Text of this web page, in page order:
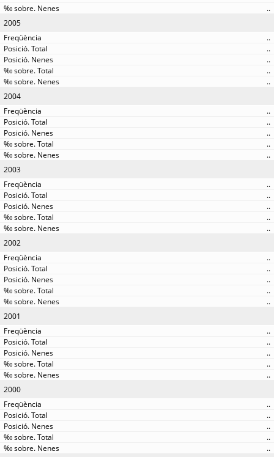
..
2005
..
..
..
..
..
2004
..
..
..
..
..
2003
..
..
..
..
..
2002
..
..
..
..
..
2001
..
..
..
..
..
2000
..
..
..
..
..